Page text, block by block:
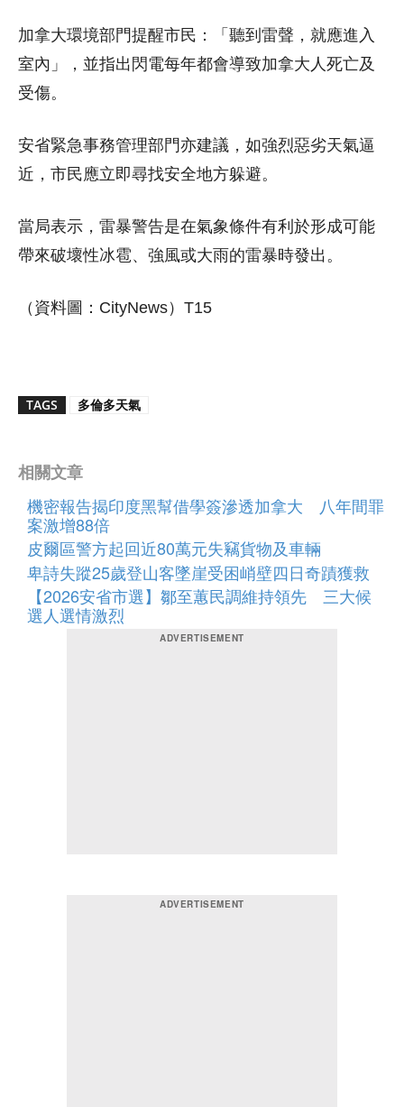
加拿大環境部門提醒市民：「聽到雷聲，就應進入
室內」，並指出閃電每年都會導致加拿大人死亡及
受傷。
安省緊急事務管理部門亦建議，如強烈惡劣天氣逼
近，市民應立即尋找安全地方躲避。
當局表示，雷暴警告是在氣象條件有利於形成可能
帶來破壞性冰雹、強風或大雨的雷暴時發出。
（資料圖：CityNews）T15
TAGS 多倫多天氣
相關文章
機密報告揭印度黑幫借學簽滲透加拿大 八年間罪
案激增88倍
皮爾區警方起回近80萬元失竊貨物及車輛
卑詩失蹤25歲登山客墜崖受困峭壁四日奇蹟獲救
【2026安省市選】鄒至蕙民調維持領先 三大候
選人選情激烈